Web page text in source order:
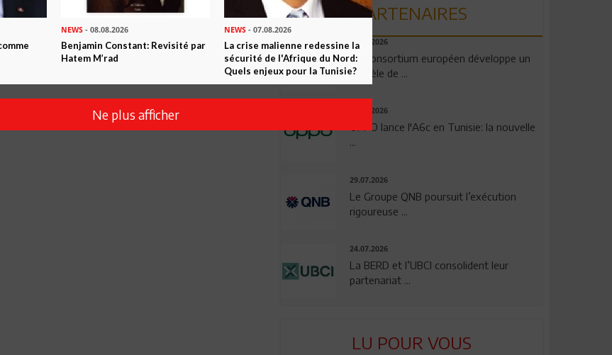
PARTENAIRES
06.08.2026
Un consortium européen développe un
modèle de ...
04.08.2026
OPPO lance l'A6c en Tunisie: la nouvelle
...
29.07.2026
Le Groupe QNB poursuit l’exécution
rigoureuse ...
24.07.2026
La BERD et l’UBCI consolident leur
partenariat ...
LU POUR VOUS
NEWS - 08.08.2026
Benjamin Constant: Revisité par
Hatem M’rad
NEWS- 07.08.2026
La crise malienne redessine la
sécurité de l'Afrique du Nord:
Quels enjeux pour la Tunisie?
Ne plus afficher